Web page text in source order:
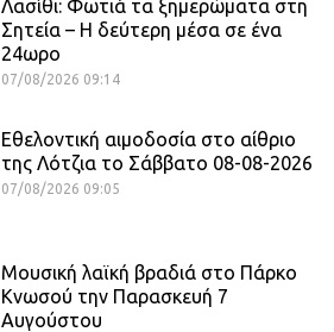
Λασίθι: Φωτιά τα ξημερώματα στη
Σητεία – Η δεύτερη μέσα σε ένα
24ωρο
07/08/2026 09:14
Εθελοντική αιμοδοσία στο αίθριο
της Λότζια το Σάββατο 08-08-2026
07/08/2026 09:05
Μουσική λαϊκή βραδιά στο Πάρκο
Κνωσού την Παρασκευή 7
Αυγούστου